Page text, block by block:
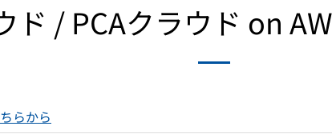
財務会計
最新情報を確認
ド / PCAクラウド on
らから